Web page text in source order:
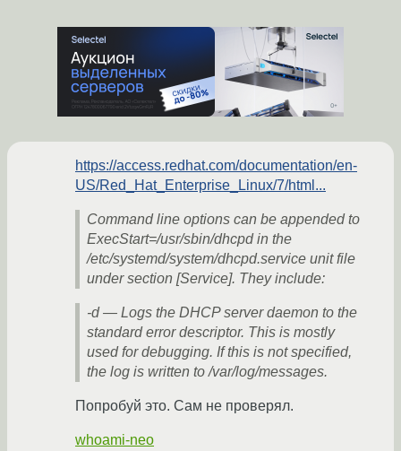
https://access.redhat.com/documentation/en-
US/Red_Hat_Enterprise_Linux/7/html...
Command line options can be appended to
ExecStart=/usr/sbin/dhcpd in the
/etc/systemd/system/dhcpd.service unit file
under section [Service]. They include:
-d — Logs the DHCP server daemon to the
standard error descriptor. This is mostly
used for debugging. If this is not specified,
the log is written to /var/log/messages.
Попробуй это. Сам не проверял.
whoami-neo